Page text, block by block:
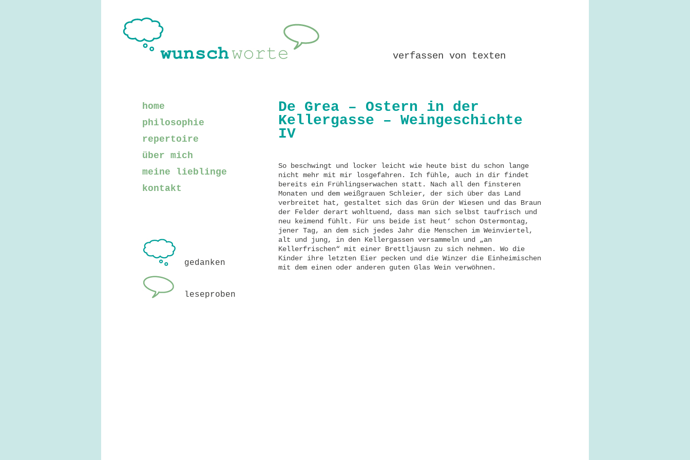
verfassen von texten
home
philosophie
repertoire
über mich
meine lieblinge
kontakt
gedanken
leseproben
De Grea – Ostern in der
Kellergasse – Weingeschichte
IV
So beschwingt und locker leicht wie heute bist du schon lange
nicht mehr mit mir losgefahren. Ich fühle, auch in dir findet
bereits ein Frühlingserwachen statt. Nach all den finsteren
Monaten und dem weißgrauen Schleier, der sich über das Land
verbreitet hat, gestaltet sich das Grün der Wiesen und das Braun
der Felder derart wohltuend, dass man sich selbst taufrisch und
neu keimend fühlt. Für uns beide ist heut‘ schon Ostermontag,
jener Tag, an dem sich jedes Jahr die Menschen im Weinviertel,
alt und jung, in den Kellergassen versammeln und „an
Kellerfrischen“ mit einer Brettljausn zu sich nehmen. Wo die
Kinder ihre letzten Eier pecken und die Winzer die Einheimischen
mit dem einen oder anderen guten Glas Wein verwöhnen.